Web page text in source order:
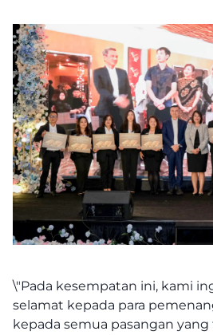
\"Pada kesempatan ini, kami
selamat kepada para
kepada semua pasangan